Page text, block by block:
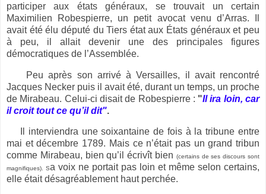
participer aux états généraux, se trouvait un certain
Maximilien Robespierre, un petit avocat venu d’Arras. Il
avait été élu député du Tiers état aux États généraux et peu
à peu, il allait devenir une des principales figures
démocratiques de l’Assemblée.
Peu après son arrivé à Versailles, il avait rencontré
Jacques Necker puis il avait été, durant un temps, un proche
de Mirabeau. Celui-ci disait de Robespierre : "Il ira loin, car
il croit tout ce qu’il dit".
Il interviendra une soixantaine de fois à la tribune entre
mai et décembre 1789. Mais ce n’était pas un grand tribun
comme Mirabeau, bien qu’il écrivît bien (certains de ses discours sont
magnifiques). Sa voix ne portait pas loin et même selon certains,
elle était désagréablement haut perchée.